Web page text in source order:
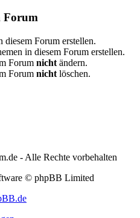
Forum
diesem Forum erstellen.
in diesem Forum erstellen.
Forum nicht ändern.
Forum nicht löschen.
- Alle Rechte vorbehalten
© phpBB Limited